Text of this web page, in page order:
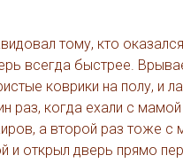
тому, кто
всегда быстрее.
коврики на полу, и
раз, когда ехали с
а второй раз тоже с
и открыл дверь прямо